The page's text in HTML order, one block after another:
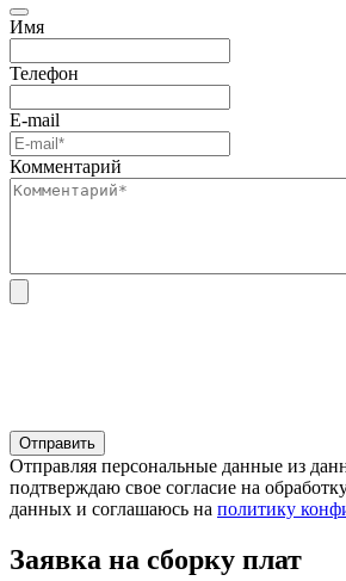
Имя
Телефон
E-mail
Комментарий
Отправляя персональные данные из
подтверждаю свое согласие на
данных и соглашаюсь на политику
Заявка на сборку плат